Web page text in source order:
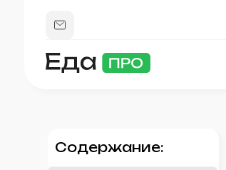
Содержание: